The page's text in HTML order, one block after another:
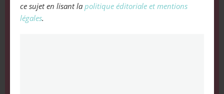
ce sujet en lisant la politique éditoriale et mentions
légales.